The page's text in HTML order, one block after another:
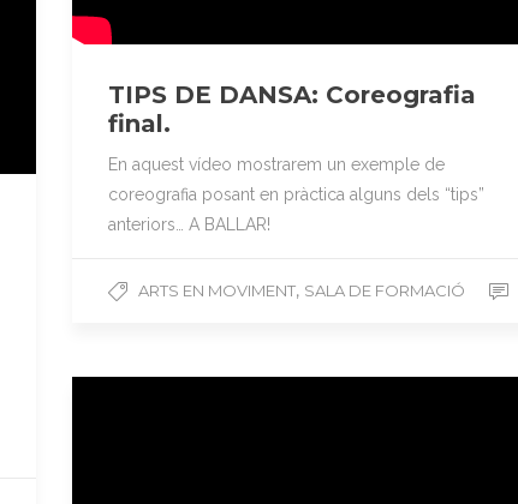
TIPS DE DANSA: Coreografia
final.
En aquest vídeo mostrarem un exemple de
coreografia posant en pràctica alguns dels “tips”
anteriors… A BALLAR!
ARTS EN MOVIMENT, SALA DE FORMACIÓ